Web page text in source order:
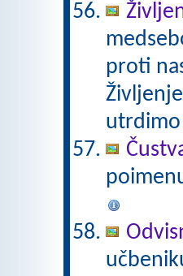
proti
utrdimo